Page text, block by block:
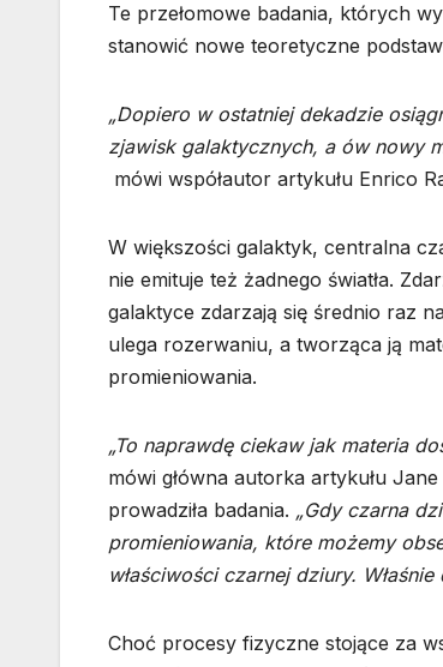
Te przełomowe badania, których
stanowić nowe teoretyczne
„Dopiero w ostatniej dekadzie
zjawisk galaktycznych, a ów nowy
mówi współautor artykułu Enrico
W większości galaktyk, centralna
nie emituje też żadnego światła.
galaktyce zdarzają się średnio raz
ulega rozerwaniu, a tworząca ją
promieniowania.
„To naprawdę ciekaw jak materia
mówi główna autorka artykułu
prowadziła badania. „Gdy czarna
promieniowania, które możemy
właściwości czarnej dziury.
Choć procesy fizyczne stojące za